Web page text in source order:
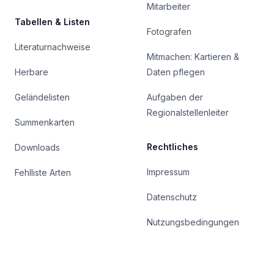
Tabellen & Listen
Literaturnachweise
Herbare
Geländelisten
Summenkarten
Downloads
Fehlliste Arten
Mitarbeiter
Fotografen
Mitmachen: Kartieren &
Daten pflegen
Aufgaben der
Regionalstellenleiter
Rechtliches
Impressum
Datenschutz
Nutzungsbedingungen